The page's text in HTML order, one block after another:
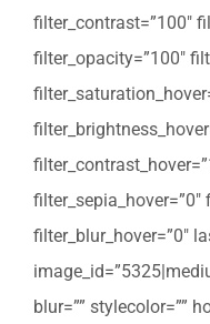
filter_contrast=”100″
filter_opacity=”100″
filter_blur_hover=”0″
blur=”” stylecolor=””